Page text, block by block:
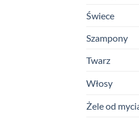
Świece
Szampony
Twarz
Włosy
Żele od